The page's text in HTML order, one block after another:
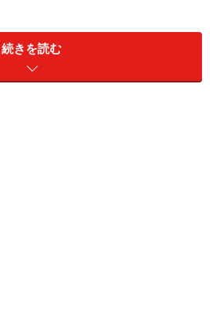
聞いたりすることができる
続きを読む